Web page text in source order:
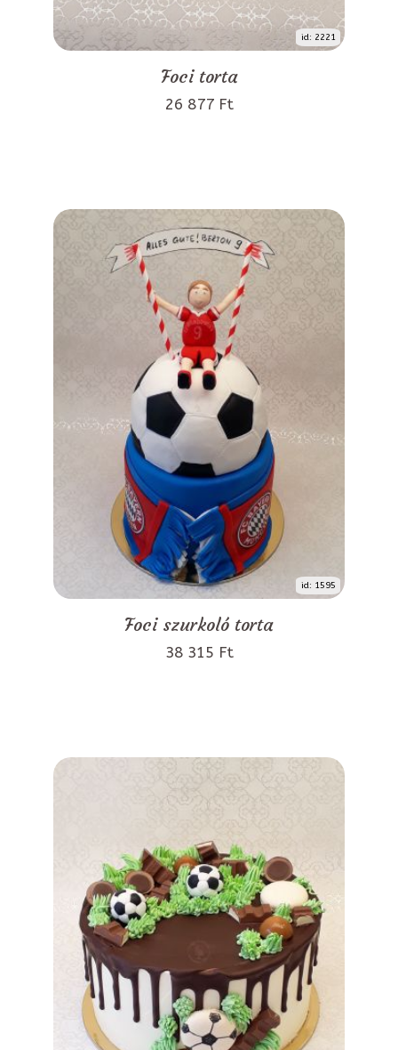
id: 2221
Foci torta
26 877 Ft
id: 1595
Foci szurkoló torta
38 315 Ft